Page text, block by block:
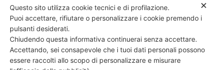
13 Giugno
Ecco perchè devi annotare i tuoi progressi
30 Maggio
331 818 4777DANIELE ESPOSITO
✕
Questo sito utilizza cookie tecnici e di profilazione.
Puoi accettare, rifiutare o personalizzare i cookie premendo i
pulsanti desiderati.
Chiudendo questa informativa continuerai senza accettare.
Accettando, sei consapevole che i tuoi dati personali possono
essere raccolti allo scopo di personalizzare e misurare